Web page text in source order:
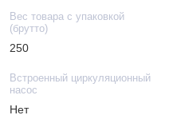
Вес товара с упаковкой
(брутто)
250
Встроенный циркуляционный
насос
Нет